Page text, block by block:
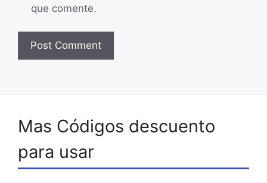
que comente.
Mas Códigos descuento
para usar